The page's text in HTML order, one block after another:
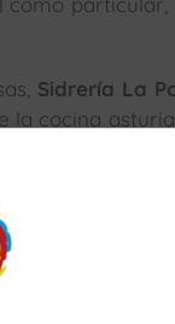
Sidrería La
la cocina